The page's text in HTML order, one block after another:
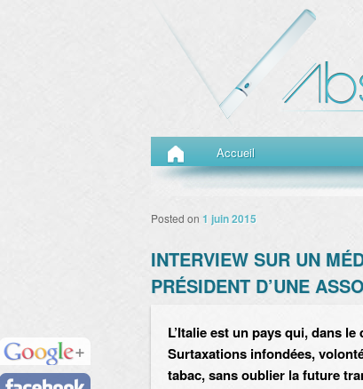
Menu principal
Aller au contenu principal
Aller au contenu secondaire
Accueil
INTERVIEW SUR UN
PRÉSIDENT D’UNE
Posted on 1 juin 2015
L’Italie est un pays qui, dans
Surtaxations infondées,
tabac, sans oublier la future